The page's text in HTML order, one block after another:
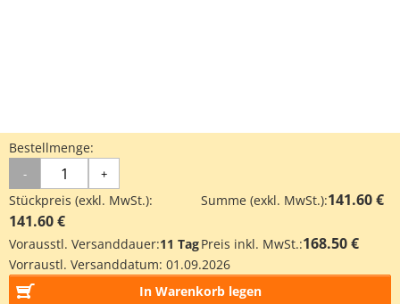
Bestellmenge:
- +
Stückpreis (exkl. MwSt.):
141.60 €
Summe (exkl. MwSt.):141.60 €
Vorausstl. Versanddauer:11 TagPreis inkl. MwSt.:168.50 €
Vorraustl. Versanddatum: 01.09.2026
In Warenkorb legen